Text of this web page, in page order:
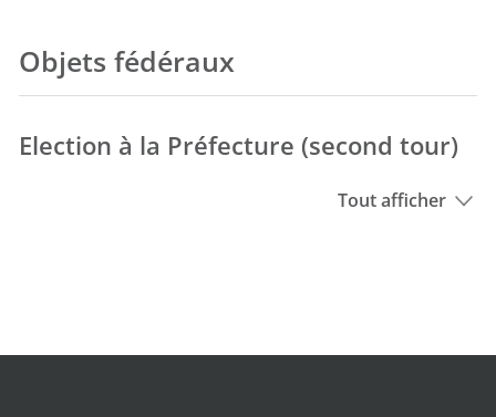
Objets fédéraux
Election à la Préfecture (second tour)
Tout afficher